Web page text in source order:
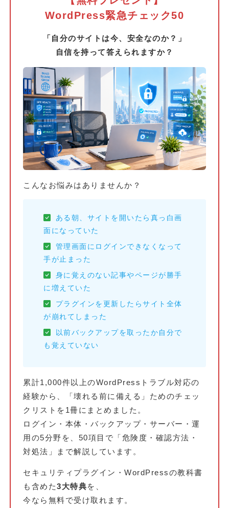
WordPress緊急チェック50
「自分のサイトは今、安全なのか？」
自信を持って答えられますか？
こんなお悩みはありませんか？
ある朝、サイトを開いたら真っ白画
面になっていた
管理画面にログインできなくなって
手が止まった
身に覚えのない記事やページが勝手
に増えていた
プラグインを更新したらサイト全体
が崩れてしまった
以前バックアップを取ったか自分で
も覚えていない
累計1,000件以上のWordPressトラブル対応の
経験から、「壊れる前に備える」ためのチェッ
クリストを1冊にまとめました。
ログイン・本体・バックアップ・サーバー・運
用の5分野を、50項目で「危険度・確認方法・
対処法」まで解説しています。
セキュリティプラグイン・WordPressの教科書
も含めた3大特典を、
今なら無料で受け取れます。